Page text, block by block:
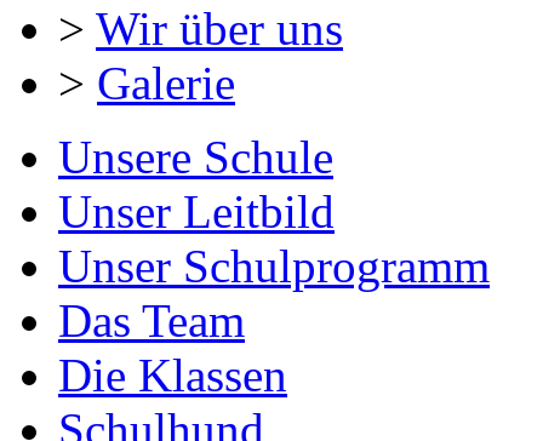
> Wir über uns
> Galerie
Unsere Schule
Unser Leitbild
Unser Schulprogramm
Das Team
Die Klassen
Schulhund